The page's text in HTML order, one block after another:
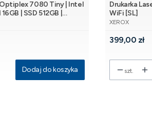
7080 Tiny | Intel
| SSD 512GB |
Dodaj do koszyka
Drukarka Laserowa Xerox
WiFi [SL]
PRODUCENT
XEROX
Cena
399,00 zł
szt.